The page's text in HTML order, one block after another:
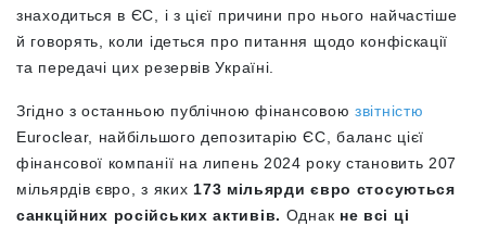
знаходиться в ЄС, і з цієї причини про нього найчастіше
й говорять, коли ідеться про питання щодо конфіскації
та передачі цих резервів Україні.
Згідно з останньою публічною фінансовою звітністю
Euroclear, найбільшого депозитарію ЄС, баланс цієї
фінансової компанії на липень 2024 року становить 207
мільярдів євро, з яких 173 мільярди євро стосуються
санкційних російських активів. Однак не всі ці